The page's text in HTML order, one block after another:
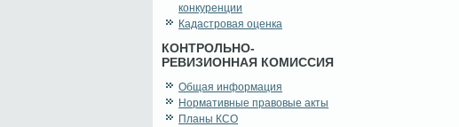
конкуренции
Кадастровая оценка
КОНТРОЛЬНО-
РЕВИЗИОННАЯ КОМИССИЯ
Общая информация
Нормативные правовые акты
Планы КСО